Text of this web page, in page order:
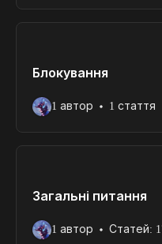
Блокування
1 автор 1 стаття
Загальні питання
1 автор Статей: